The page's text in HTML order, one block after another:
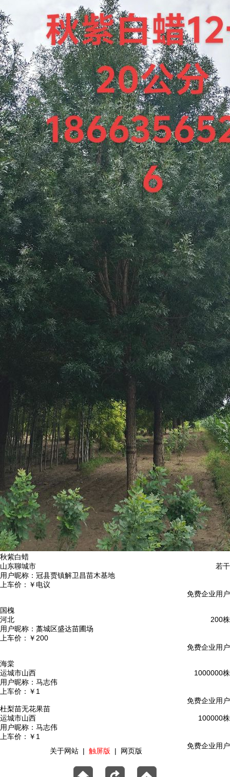
秋紫白蜡
若干
山东聊城市
用户昵称： 冠县贾镇解卫昌苗木基地
上车价： ￥电议
免费企业用户
国槐
200株
河北
用户昵称： 藁城区盛达苗圃场
上车价： ￥200
免费企业用户
海棠
1000000株
运城市山西
用户昵称： 马志伟
上车价： ￥1
免费企业用户
杜梨苗无花果苗
100000株
运城市山西
用户昵称： 马志伟
上车价： ￥1
免费企业用户
关于网站 | 触屏版 | 网页版